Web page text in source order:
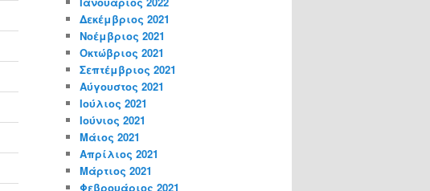
Δεκέμβριος 2021
Νοέμβριος 2021
Οκτώβριος 2021
Σεπτέμβριος 2021
Αύγουστος 2021
Ιούλιος 2021
Ιούνιος 2021
Μάιος 2021
Απρίλιος 2021
Μάρτιος 2021
Φεβρουάριος 2021